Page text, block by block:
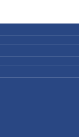
或无力。 椎间盘突
压程度而异。常见
时间推移而加重，
盘突出症的诊断 诊
检查可能包括： 治
对于更严重或持续存
善或加重，例如出
小便失禁等症状，
术，这是一种微创
防椎间盘突出 虽然